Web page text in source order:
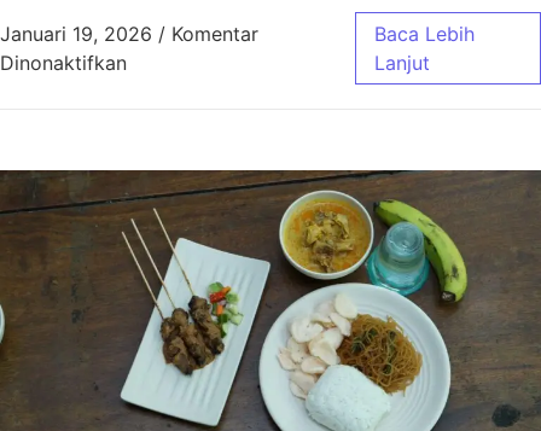
Januari 19, 2026 / Komentar
Dinonaktifkanpada Aqiqah Baleendah Bandung Murah &
Baca Lebih
Lanjut